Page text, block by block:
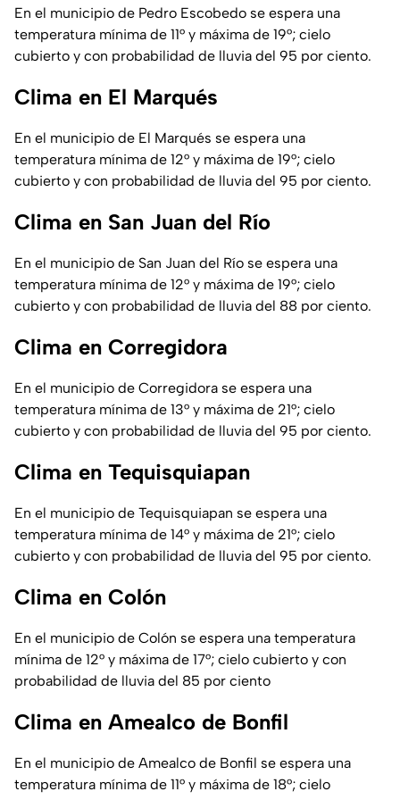
En el municipio de Pedro Escobedo se espera una
temperatura mínima de 11° y máxima de 19°; cielo
cubierto y con probabilidad de lluvia del 95 por ciento.
Clima en El Marqués
En el municipio de El Marqués se espera una
temperatura mínima de 12° y máxima de 19°; cielo
cubierto y con probabilidad de lluvia del 95 por ciento.
Clima en San Juan del Río
En el municipio de San Juan del Río se espera una
temperatura mínima de 12° y máxima de 19°; cielo
cubierto y con probabilidad de lluvia del 88 por ciento.
Clima en Corregidora
En el municipio de Corregidora se espera una
temperatura mínima de 13° y máxima de 21°; cielo
cubierto y con probabilidad de lluvia del 95 por ciento.
Clima en Tequisquiapan
En el municipio de Tequisquiapan se espera una
temperatura mínima de 14° y máxima de 21°; cielo
cubierto y con probabilidad de lluvia del 95 por ciento.
Clima en Colón
En el municipio de Colón se espera una temperatura
mínima de 12° y máxima de 17°; cielo cubierto y con
probabilidad de lluvia del 85 por ciento
Clima en Amealco de Bonfil
En el municipio de Amealco de Bonfil se espera una
temperatura mínima de 11° y máxima de 18°; cielo